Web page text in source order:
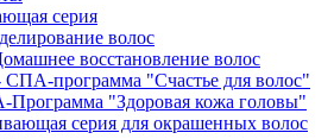
серия
волос
восстановление волос
СПА-программа "Счастье для волос"
Программа "Здоровая кожа головы"
серия для окрашенных волос